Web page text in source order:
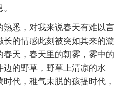
熟悉，对我来说春天有难以言
长的情感此刻被突如其来的漩
春天，春天里的朝雾，雾中的
边的野草，野草上清凉的水
代，稚气未脱的孩提时代，